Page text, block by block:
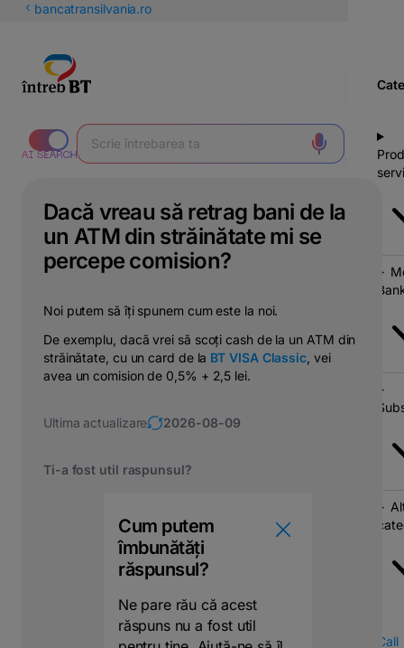
latineștibancatransilvania.ro
Call
Dacă vreau să retrag bani de la
un ATM din străinătate mi se
percepe comision?
Noi putem să îți spunem cum este la noi.
De exemplu, dacă vrei să scoți cash de la un ATM din
străinătate, cu un card de la BT VISA Classic, vei
avea un comision de 0,5% + 2,5 lei.
Ultima actualizare 2026-08-09
Ti-a fost util raspunsul?
Cum putem
îmbunătăți
răspunsul?
Ne pare rău că acest
răspuns nu a fost util